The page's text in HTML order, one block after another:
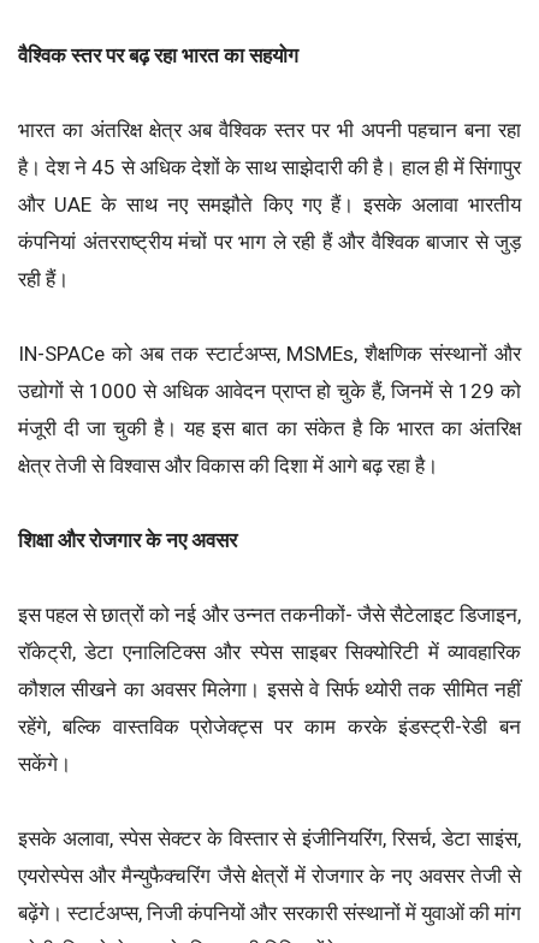
वैश्विक स्तर पर बढ़ रहा भारत का सहयोग
भारत का अंतरिक्ष क्षेत्र अब वैश्विक स्तर पर भी अपनी पहचान बना रहा
है। देश ने 45 से अधिक देशों के साथ साझेदारी की है। हाल ही में सिंगापुर
और UAE के साथ नए समझौते किए गए हैं। इसके अलावा भारतीय
कंपनियां अंतरराष्ट्रीय मंचों पर भाग ले रही हैं और वैश्विक बाजार से जुड़
रही हैं।
IN-SPACe को अब तक स्टार्टअप्स, MSMEs, शैक्षणिक संस्थानों और
उद्योगों से 1000 से अधिक आवेदन प्राप्त हो चुके हैं, जिनमें से 129 को
मंजूरी दी जा चुकी है। यह इस बात का संकेत है कि भारत का अंतरिक्ष
क्षेत्र तेजी से विश्वास और विकास की दिशा में आगे बढ़ रहा है।
शिक्षा और रोजगार के नए अवसर
इस पहल से छात्रों को नई और उन्नत तकनीकों- जैसे सैटेलाइट डिजाइन,
रॉकेट्री, डेटा एनालिटिक्स और स्पेस साइबर सिक्योरिटी में व्यावहारिक
कौशल सीखने का अवसर मिलेगा। इससे वे सिर्फ थ्योरी तक सीमित नहीं
रहेंगे, बल्कि वास्तविक प्रोजेक्ट्स पर काम करके इंडस्ट्री-रेडी बन
सकेंगे।
इसके अलावा, स्पेस सेक्टर के विस्तार से इंजीनियरिंग, रिसर्च, डेटा साइंस,
एयरोस्पेस और मैन्युफैक्चरिंग जैसे क्षेत्रों में रोजगार के नए अवसर तेजी से
बढ़ेंगे। स्टार्टअप्स, निजी कंपनियों और सरकारी संस्थानों में युवाओं की मांग